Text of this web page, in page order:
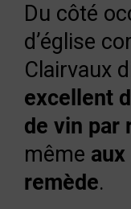
Du côté
d’église
Clairvaux
excellent
de vin par
même
remède.